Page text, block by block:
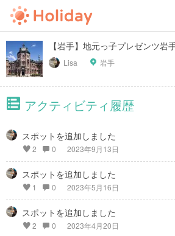
【岩手】地元っ子プレゼンツ岩
Lisa 岩手
アクティビティ履歴
スポットを追加しました
2 0 2023年9月13日
スポットを追加しました
1 0 2023年5月16日
スポットを追加しました
2 0 2023年4月20日